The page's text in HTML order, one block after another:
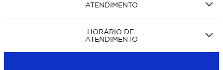
ATENDIMENTO
HORÁRIO DE
ATENDIMENTO